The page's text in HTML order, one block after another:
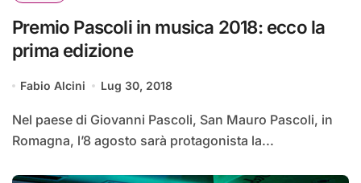
Premio Pascoli in musica 2018: ecco la
prima edizione
Fabio Alcini Lug 30, 2018
Nel paese di Giovanni Pascoli, San Mauro Pascoli, in
Romagna, l’8 agosto sarà protagonista la...